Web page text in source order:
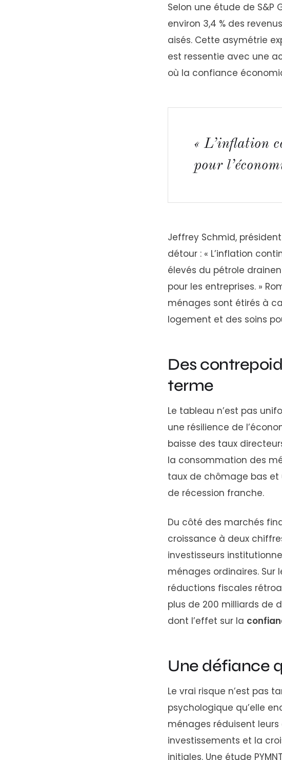
Selon une étude de S&P
environ 3,4 % des
aisés. Cette asymétrie
est ressentie avec une
où la confiance
« L’inflation
pour
Jeffrey Schmid,
détour : « L’inflation
élevés du pétrole
pour les entreprises. »
ménages sont étirés à
logement et des soins
Des
terme
Le tableau n’est pas
une résilience de
baisse des taux
la consommation des
taux de chômage bas et
de récession franche.
Du côté des marchés
croissance à deux
investisseurs
ménages ordinaires. Sur
réductions fiscales
plus de 200 milliards de
dont l’effet sur la
Une défiance
Le vrai risque n’est pas
psychologique qu’elle
ménages réduisent
investissements et la
initiales. Une étude